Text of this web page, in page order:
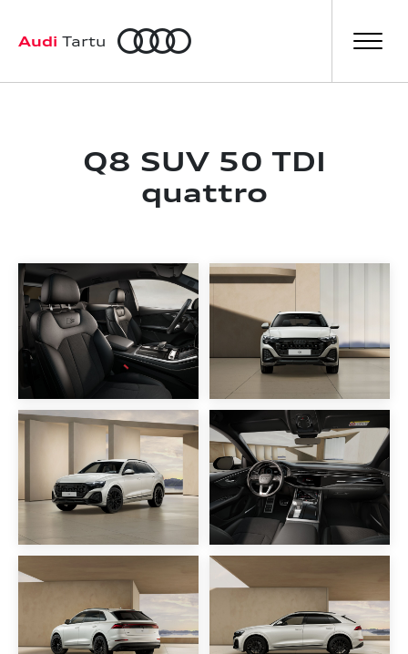
Audi Tartu a
Q8 SUV 50 TDI
quattro